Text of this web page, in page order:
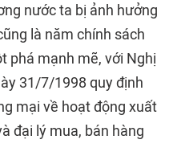
nước ta bị ảnh hưởng
là năm chính sách
phá mạnh mẽ, với Nghị
31/7/1998 quy định
mại về hoạt động xuất
đại lý mua, bán hàng